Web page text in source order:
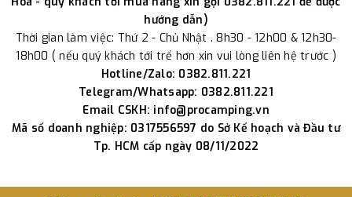
hướng dẫn)
Thời gian làm việc: Thứ 2 - Chủ Nhật . 8h30 - 12h00 & 12h30-
18h00 ( nếu quý khách tới trể hơn xin vui lòng liên hệ trước )
Hotline/Zalo: 0382.811.221
Telegram/Whatsapp: 0382.811.221
Email CSKH: info@procamping.vn
Mã số doanh nghiệp: 0317556597 do Sở Kế hoạch và Đầu tư
Tp. HCM cấp ngày 08/11/2022